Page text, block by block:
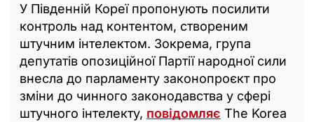
У Південній Кореї пропонують посилити
контроль над контентом, створеним
штучним інтелектом. Зокрема, група
депутатів опозиційної Партії народної сили
внесла до парламенту законопроєкт про
зміни до чинного законодавства у сфері
штучного інтелекту, повідомляє The Korea